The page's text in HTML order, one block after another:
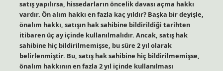
satış yapılırsa, hissedarların öncelik davası açma hakkı
vardır. Ön alım hakkı en fazla kaç yıldır? Başka bir deyişle,
önalım hakkı, satışın hak sahibine bildirildiği tarihten
itibaren üç ay içinde kullanılmalıdır. Ancak, satış hak
sahibine hiç bildirilmemişse, bu süre 2 yıl olarak
belirlenmiştir. Bu, satış hak sahibine hiç bildirilmemişse,
önalım hakkının en fazla 2 yıl içinde kullanılması